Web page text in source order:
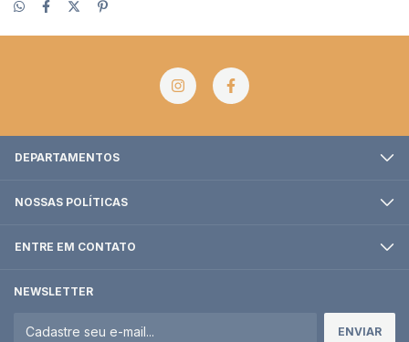
DEPARTAMENTOS
NOSSAS POLÍTICAS
ENTRE EM CONTATO
NEWSLETTER